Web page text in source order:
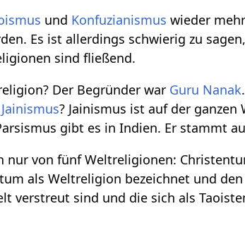
und Konfuzianismus wieder
Es ist allerdings schwierig zu
sind fließend.
Der Begründer war Guru Nanak
Jainismus? Jainismus ist auf der
gibt es in Indien. Er stammt
nur von fünf Weltreligionen:
als Weltreligion bezeichnet und
verstreut sind und die sich als